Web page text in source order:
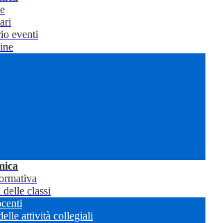
eventi
classi
attività collegiali